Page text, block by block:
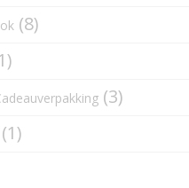
(8)
(3)
(1)